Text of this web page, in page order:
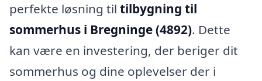
perfekte løsning til tilbygning til
sommerhus i Bregninge (4892). Dette
kan være en investering, der beriger dit
sommerhus og dine oplevelser der i